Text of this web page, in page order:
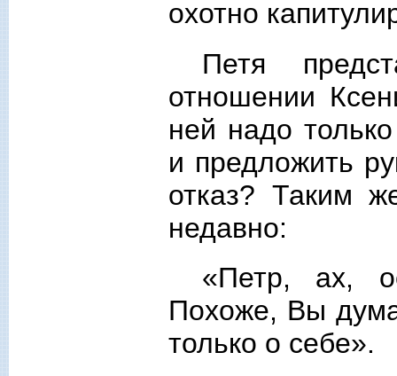
охотно
Петя
отношении
ней надо
и предложить
отказ? Таким
недавно:
«Петр, ах,
Похоже, Вы
только о себе».